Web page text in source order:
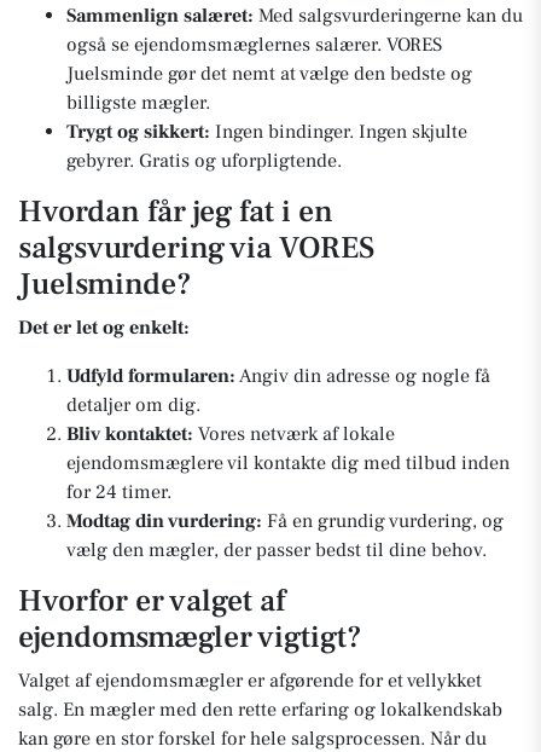
Sammenlign salæret: Med salgsvurderingerne kan du
også se ejendomsmæglernes salærer. VORES
Juelsminde gør det nemt at vælge den bedste og
billigste mægler.
Trygt og sikkert: Ingen bindinger. Ingen skjulte
gebyrer. Gratis og uforpligtende.
Hvordan får jeg fat i en
salgsvurdering via VORES
Juelsminde?
Det er let og enkelt:
Udfyld formularen: Angiv din adresse og nogle få
detaljer om dig.
Bliv kontaktet: Vores netværk af lokale
ejendomsmæglere vil kontakte dig med tilbud inden
for 24 timer.
Modtag din vurdering: Få en grundig vurdering, og
vælg den mægler, der passer bedst til dine behov.
Hvorfor er valget af
ejendomsmægler vigtigt?
Valget af ejendomsmægler er afgørende for et vellykket
salg. En mægler med den rette erfaring og lokalkendskab
kan gøre en stor forskel for hele salgsprocessen. Når du